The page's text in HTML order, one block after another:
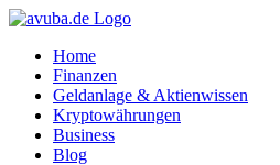
Home
Finanzen
Geldanlage & Aktienwissen
Kryptowährungen
Business
Blog